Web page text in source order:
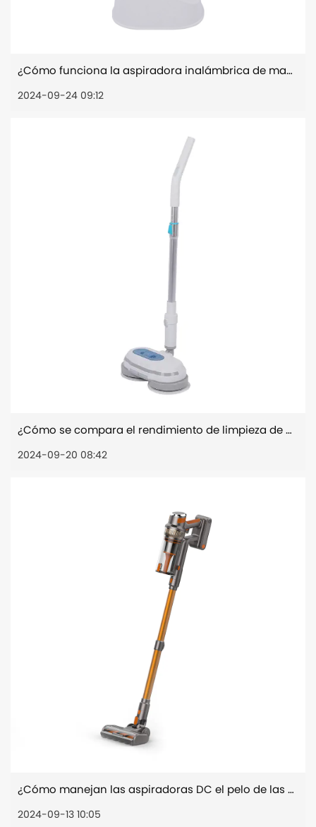
¿Cómo funciona la aspiradora inalámbrica de mano con pelos de mascotas y alérgenos?
2024-09-24 09:12
¿Cómo se compara el rendimiento de limpieza de un trapeador eléctrico inalámbrico con el de los trapeadores tradicionales u otros tipos de equipos de limpieza de pisos?
2024-09-20 08:42
¿Cómo manejan las aspiradoras DC el pelo de las mascotas y los alérgenos?
2024-09-13 10:05